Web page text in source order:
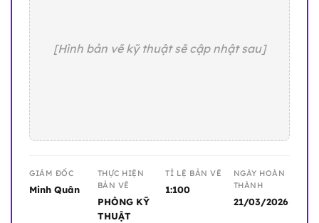
[Hình bản vẽ kỹ thuật sẽ cập nhật sau]
GIÁM ĐỐC
Minh Quân
THỰC HIỆN
BẢN VẼ
PHÒNG KỸ
THUẬT
TỈ LỆ BẢN VẼ
1:100
NGÀY HOÀN
THÀNH
21/03/2026